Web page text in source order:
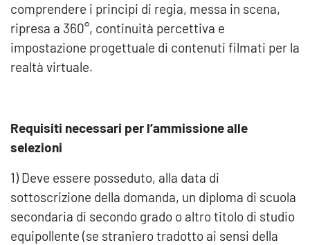
comprendere i principi di regia, messa in scena,
ripresa a 360°, continuità percettiva e
impostazione progettuale di contenuti filmati per la
realtà virtuale.
Requisiti necessari per l’ammissione alle
selezioni
1) Deve essere posseduto, alla data di
sottoscrizione della domanda, un diploma di scuola
secondaria di secondo grado o altro titolo di studio
equipollente (se straniero tradotto ai sensi della